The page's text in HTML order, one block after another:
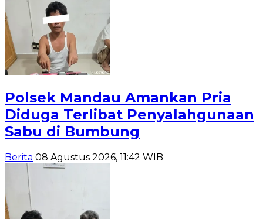
Polsek Mandau Amankan Pria
Diduga Terlibat Penyalahgunaan
Sabu di Bumbung
Berita 08 Agustus 2026, 11:42 WIB